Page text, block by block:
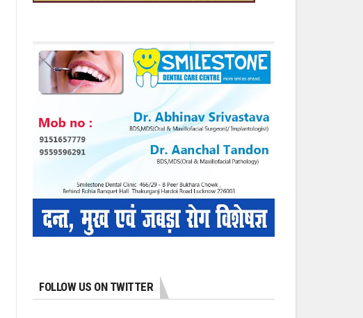
FOLLOW US ON TWITTER